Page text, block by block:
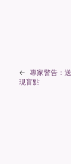
← 專家警告：
現盲點